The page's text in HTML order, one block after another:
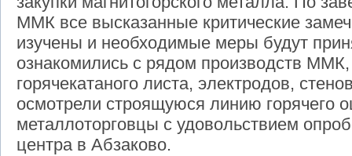
ММК все высказанные критические
изучены и необходимые меры будут
ознакомились с рядом производств
горячекатаного листа, электродов,
осмотрели строящуюся линию горячего
металлоторговцы с удовольствием
центра в Абзаково.